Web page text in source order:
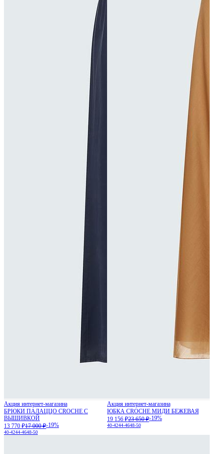
Акция интернет-магазина
БРЮКИ ПАЛАЦЦО CROCHE С
ВЫШИВКОЙ
13 770 ₽17 000 ₽-19%
40-4244-4648-50
Акция интернет-магазина
ЮБКА CROCHE МИДИ БЕЖЕВАЯ
19 156 ₽23 650 ₽-19%
40-4244-4648-50